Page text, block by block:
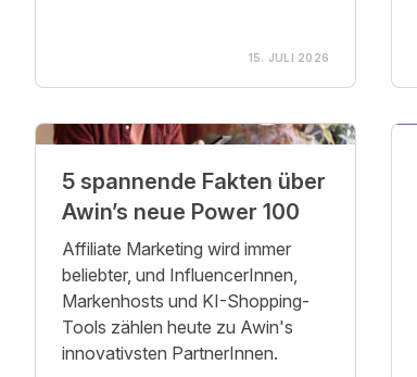
15. JULI 2026
5 spannende Fakten über
Awin’s neue Power 100
Affiliate Marketing wird immer
beliebter, und InfluencerInnen,
Markenhosts und KI-Shopping-
Tools zählen heute zu Awin's
innovativsten PartnerInnen.